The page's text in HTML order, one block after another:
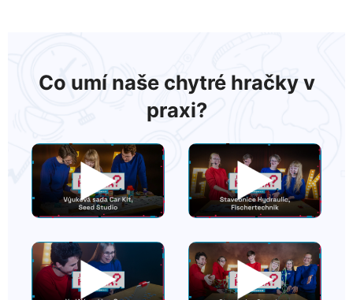
Co umí naše chytré hračky v
praxi?